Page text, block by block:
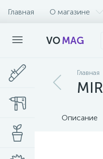
Главная О магазине
VOMAG
Главная
Описание